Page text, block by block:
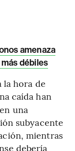
amenaza
débiles
la hora de
caída han
una
subyacente
mientras
debería